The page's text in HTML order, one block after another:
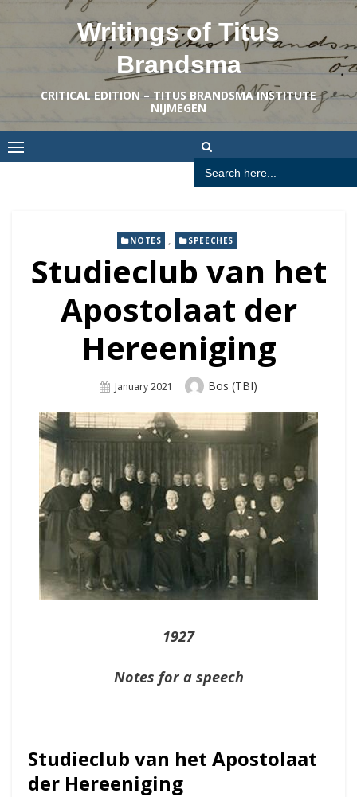
Writings of Titus
Brandsma
CRITICAL EDITION – TITUS BRANDSMA INSTITUTE
NIJMEGEN
Search
for:
NOTES , SPEECHES
Studieclub van het
Apostolaat der
Hereeniging
Posted
January 2021 Author
Bos (TBI)
1927
Notes for a speech
Studieclub van het Apostolaat
der Hereeniging